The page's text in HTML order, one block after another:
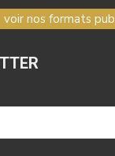
voir nos formats pub